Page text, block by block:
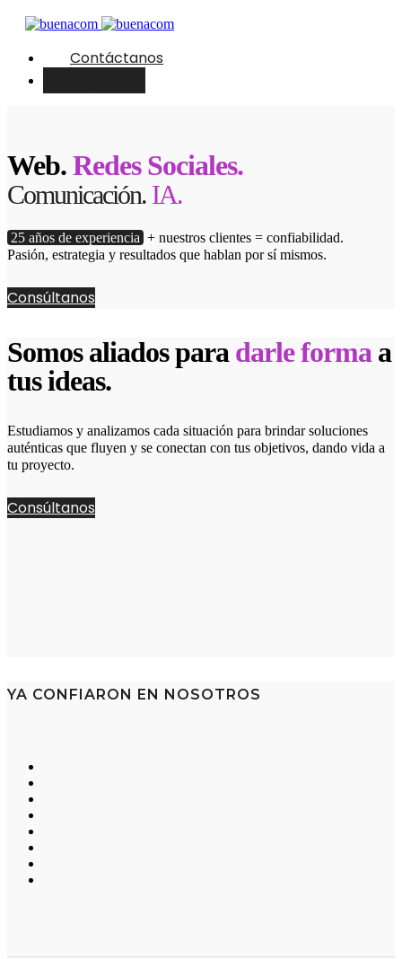
Contáctanos
Web.Redes Sociales.
Comunicación. IA.
25 años de experiencia + nuestros clientes = confiabilidad.
Pasión, estrategia y resultados que hablan por sí mismos.
Consúltanos
Somos aliados para darle forma a
tus ideas.
Estudiamos y analizamos cada situación para brindar soluciones
auténticas que fluyen y se conectan con tus objetivos, dando vida a
tu proyecto.
Consúltanos
YA CONFIARON EN NOSOTROS